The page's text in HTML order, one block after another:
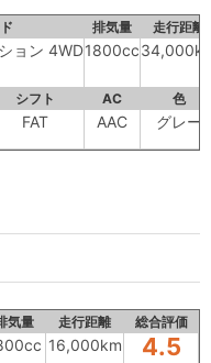
排気量 走行距離
ョン 4WD1800cc
シフト AC 色
FAT AAC グレー
気量 走行距離 総合評価
16,000km 4.5